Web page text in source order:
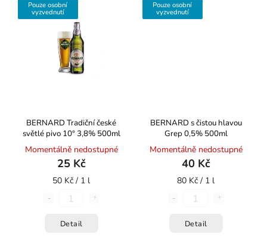
Pouze osobní
vyzvednutí
BERNARD Tradiční české
světlé pivo 10° 3,8% 500ml
Momentálně nedostupné
25 Kč
50 Kč / 1 l
Detail
Pouze osobní
vyzvednutí
BERNARD s čistou hlavou
Grep 0,5% 500ml
Momentálně nedostupné
40 Kč
80 Kč / 1 l
Detail